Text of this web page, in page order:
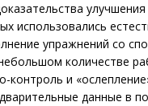
использовались
упражнений со
количестве
контроль и
данные в